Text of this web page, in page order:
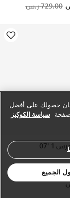
729.00 ر.س
1 '07
حصولك على أفضل
صفحة سياسة الكوكيز
الجميع